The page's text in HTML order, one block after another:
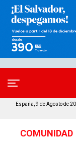
España, 9 de Agosto de
COMUNIDAD